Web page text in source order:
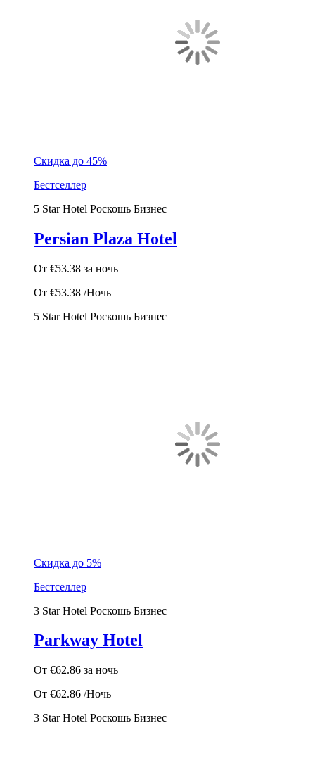
Скидка до 45%
Бестселлер
5 Star Hotel Роскошь Бизнес
Persian Plaza Hotel
От €53.38 за ночь
От €53.38 /Ночь
5 Star Hotel Роскошь Бизнес
Скидка до 5%
Бестселлер
3 Star Hotel Роскошь Бизнес
Parkway Hotel
От €62.86 за ночь
От €62.86 /Ночь
3 Star Hotel Роскошь Бизнес